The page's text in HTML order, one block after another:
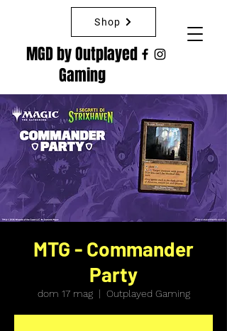
MGD by Outplayed
Gaming
Shop
MTG - Commander
Party
dom 17 mag
  |
Outplayed Gaming